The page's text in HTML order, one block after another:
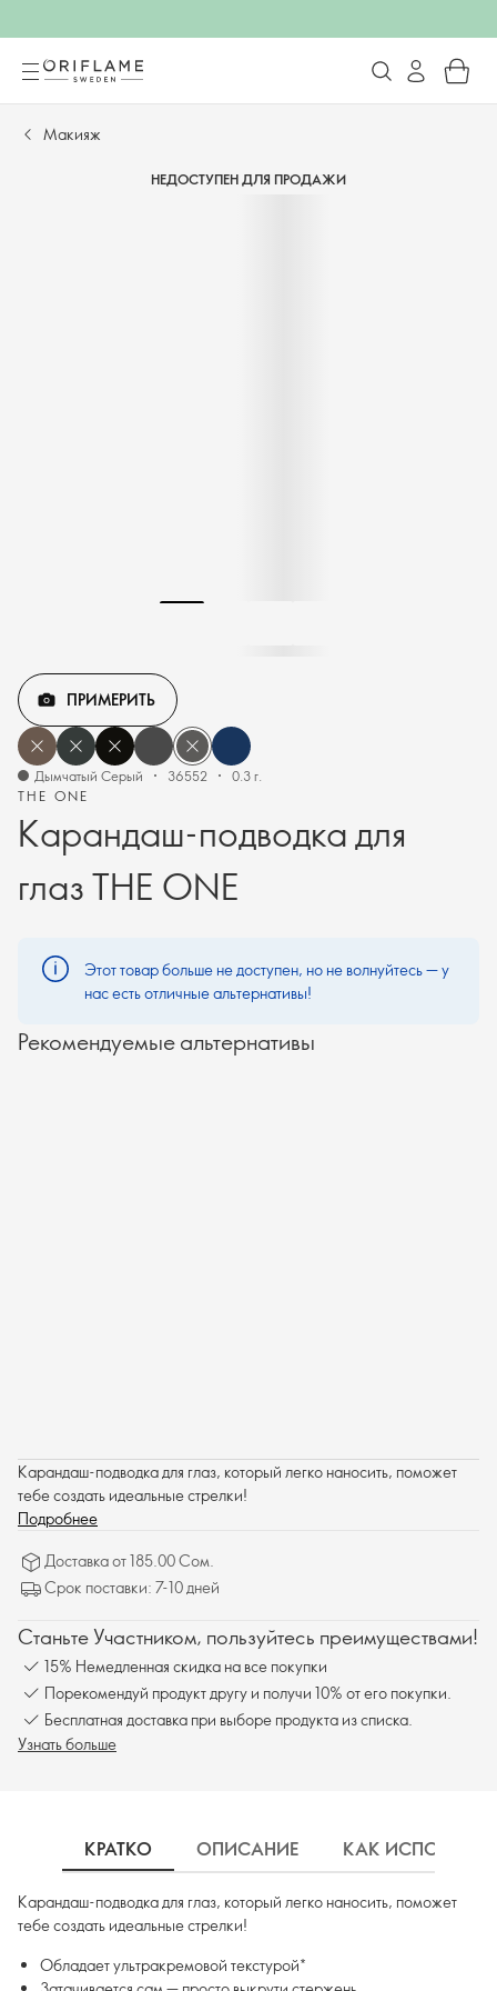
Макияж
НЕДОСТУПЕН ДЛЯ ПРОДАЖИ
THE ONE
Карандаш-подводка для
глаз THE ONE
ПРИМЕРИТЬ
Дымчатый Серый 36552 0.3 г.
Этот товар больше не доступен, но не волнуйтесь — у
нас есть отличные альтернативы!
Рекомендуемые альтернативы
Карандаш-подводка для глаз, который легко наносить, поможет
тебе создать идеальные стрелки!
Подробнее
Доставка от 185.00 Сом.
Срок поставки: 7-10 дней
Станьте Участником, пользуйтесь преимуществами!
15% Немедленная скидка на все покупки
Порекомендуй продукт другу и получи 10% от его покупки.
Бесплатная доставка при выборе продукта из списка.
Узнать больше
КРАТКО ОПИСАНИЕ КАК
Карандаш-подводка для глаз, который легко наносить, поможет
тебе создать идеальные стрелки!
Обладает ультракремовой текстурой*